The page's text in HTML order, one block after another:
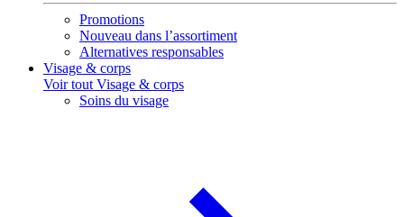
Promotions
Nouveau dans l’assortiment
Alternatives responsables
Visage & corps
Voir tout Visage & corps
Soins du visage